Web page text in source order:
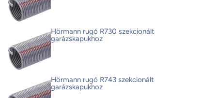
Hörmann rugó R730 szekcionált
garázskapukhoz
Hörmann rugó R743 szekcionált
garázskapukhoz